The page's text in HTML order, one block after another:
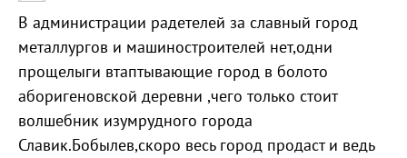
В администрации радетелей за славный город
металлургов и машиностроителей нет,одни
прощелыги втаптывающие город в болото
аборигеновской деревни ,чего только стоит
волшебник изумрудного города
Славик.Бобылев,скоро весь город продаст и ведь